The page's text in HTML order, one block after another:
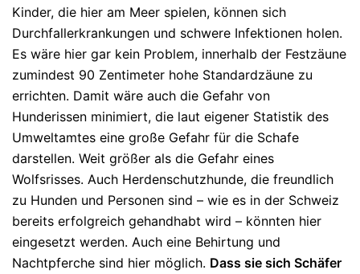
Kinder, die hier am Meer spielen, können sich
Durchfallerkrankungen und schwere Infektionen holen.
Es wäre hier gar kein Problem, innerhalb der Festzäune
zumindest 90 Zentimeter hohe Standardzäune zu
errichten. Damit wäre auch die Gefahr von
Hunderissen minimiert, die laut eigener Statistik des
Umweltamtes eine große Gefahr für die Schafe
darstellen. Weit größer als die Gefahr eines
Wolfsrisses. Auch Herdenschutzhunde, die freundlich
zu Hunden und Personen sind – wie es in der Schweiz
bereits erfolgreich gehandhabt wird – könnten hier
eingesetzt werden. Auch eine Behirtung und
Nachtpferche sind hier möglich. Dass sie sich Schäfer